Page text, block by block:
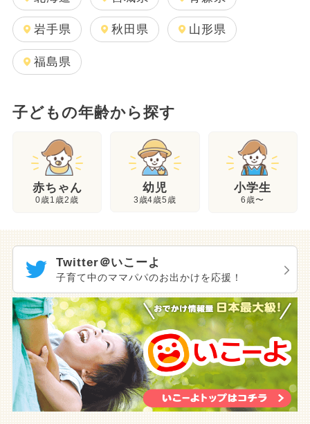
岩手県 秋田県 山形県
福島県
子どもの年齢から探す
赤ちゃん
0歳1歳2歳
幼児
3歳4歳5歳
小学生
6歳〜
Twitter＠いこーよ
子育て中のママパパのお出かけを応援！